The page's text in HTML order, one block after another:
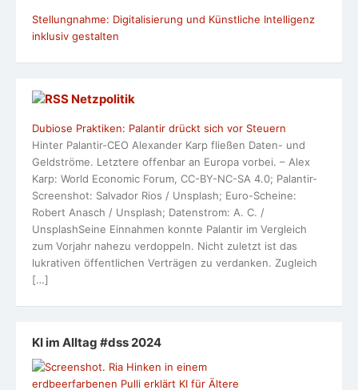
Stellungnahme: Digitalisierung und Künstliche Intelligenz
inklusiv gestalten
Netzpolitik
Dubiose Praktiken: Palantir drückt sich vor Steuern
Hinter Palantir-CEO Alexander Karp fließen Daten- und
Geldströme. Letztere offenbar an Europa vorbei. – Alex
Karp: World Economic Forum, CC-BY-NC-SA 4.0; Palantir-
Screenshot: Salvador Rios / Unsplash; Euro-Scheine:
Robert Anasch / Unsplash; Datenstrom: A. C. /
UnsplashSeine Einnahmen konnte Palantir im Vergleich
zum Vorjahr nahezu verdoppeln. Nicht zuletzt ist das
lukrativen öffentlichen Verträgen zu verdanken. Zugleich
[…]
KI im Alltag #dss 2024